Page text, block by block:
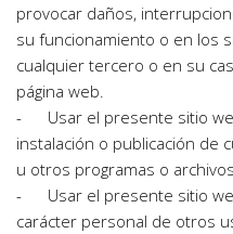
provocar daños,
su funcionamiento o en los
cualquier tercero o en su
página web.
-      Usar el presente sitio
instalación o publicación de
u otros programas o
-      Usar el presente sitio
carácter personal de otros